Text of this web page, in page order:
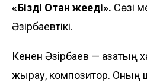
«Біздің Отан жеңеді». Сөзі
Әзірбаевтікі.
Кенен Әзірбаев — қазақтың
жырау, композитор.